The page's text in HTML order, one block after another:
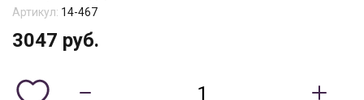
Артикул: 14-467
3047 руб.